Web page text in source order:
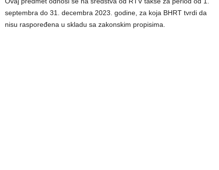
septembra do 31. decembra 2023. godine, za koja BHRT tvrdi da
nisu raspoređena u skladu sa zakonskim propisima.